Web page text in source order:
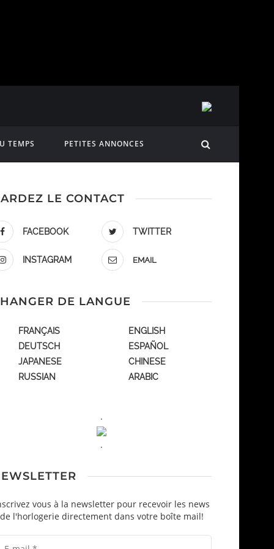
TEMPS PETITES ANNONCES
LE CONTACT
FACEBOOK TWITTER
INSTAGRAM EMAIL
DE LANGUE
FRANÇAIS
ENGLISH
DEUTSCH
ESPAÑOL
JAPANESE
CHINESE
RUSSIAN
ARABIC
.
.
vous à la newsletter pour recevoir les news
de l'horlogerie directement dans votre boîte mail!